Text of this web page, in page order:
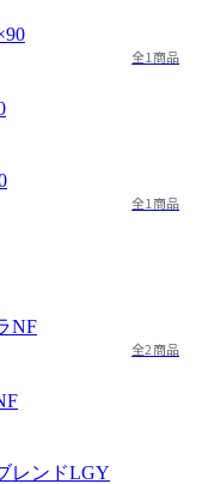
全1商品
全1商品
全2商品